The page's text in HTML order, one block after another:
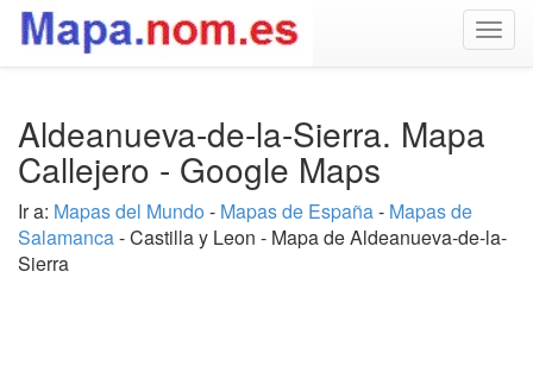
Aldeanueva-de-la-Sierra. Mapa
Callejero - Google Maps
Ir a: Mapas del Mundo - Mapas de España- Mapas de
Salamanca- Castilla y Leon - Mapa de Aldeanueva-de-la-
Sierra